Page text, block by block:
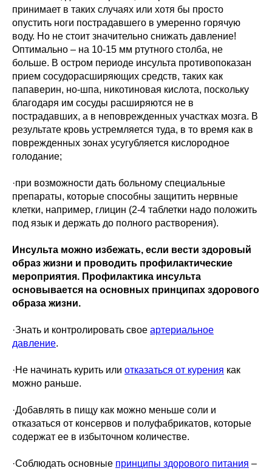
принимает в таких случаях или хотя бы просто
опустить ноги пострадавшего в умеренно горячую
воду. Но не стоит значительно снижать давление!
Оптимально – на 10-15 мм ртутного столба, не
больше. В остром периоде инсульта противопоказан
прием сосудорасширяющих средств, таких как
папаверин, но-шпа, никотиновая кислота, поскольку
благодаря им сосуды расширяются не в
пострадавших, а в неповрежденных участках мозга. В
результате кровь устремляется туда, в то время как в
поврежденных зонах усугубляется кислородное
голодание;
·при возможности дать больному специальные
препараты, которые способны защитить нервные
клетки, например, глицин (2-4 таблетки надо положить
под язык и держать до полного растворения).
Инсульта можно избежать, если вести здоровый
образ жизни и проводить профилактические
мероприятия. Профилактика инсульта
основывается на основных принципах здорового
образа жизни.
·Знать и контролировать свое артериальное
давление.
·Не начинать курить или отказаться от курения как
можно раньше.
·Добавлять в пищу как можно меньше соли и
отказаться от консервов и полуфабрикатов, которые
содержат ее в избыточном количестве.
·Соблюдать основные принципы здорового питания –